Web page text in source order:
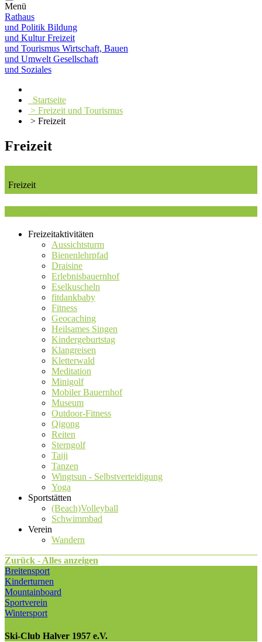
Menü
Rathaus
und Politik Bildung
und KulturFreizeit
und Tourismus Wirtschaft, Bauen
und Umwelt Gesellschaft
und Soziales
Startseite
> Freizeit und Tourismus
> Freizeit
Freizeit
Freizeit
Freizeitaktivitäten
Aussichtsturm
Bienenlehrpfad
Draisine
Erlebnisbauernhof
Eselkuscheln
fitdankbaby
Fitness
Geocaching
Heilsames Singen
Kindergeburtstag
Klangreisen
Kletterwald
Meditation
Minigolf
Mobiler Bauernhof
Museum
Outdoor-Fitness
Qigong
Reiten
Sterngolf
Taiji
Tanzen
Wingtsun - Selbstverteidigung
Yoga
Sportstätten
(Beach)Volleyball
Schwimmbad
Verein
Wandern
Zurück - Alles anzeigen
Breitensport
Kinderturnen
Mountainboard
Sportverein
Wintersport
Ski-Club Halver 1957 e.V.